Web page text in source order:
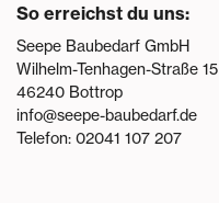
So erreichst du uns:
Seepe Baubedarf GmbH
Wilhelm-Tenhagen-Straße 15
46240 Bottrop
info@seepe-baubedarf.de
Telefon: 02041 107 207